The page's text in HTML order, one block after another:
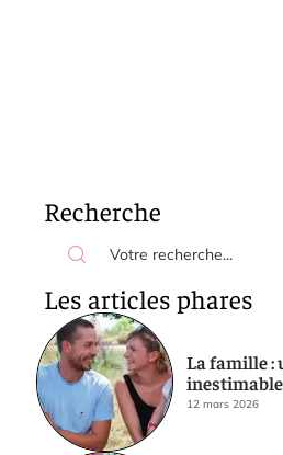
Recherche
Les articles phares
La famille :
inestimable
12 mars 2026